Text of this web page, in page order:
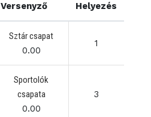
Versenyző Helyezés
Sztár csapat
0.00
1
Sportolók
csapata
0.00
3